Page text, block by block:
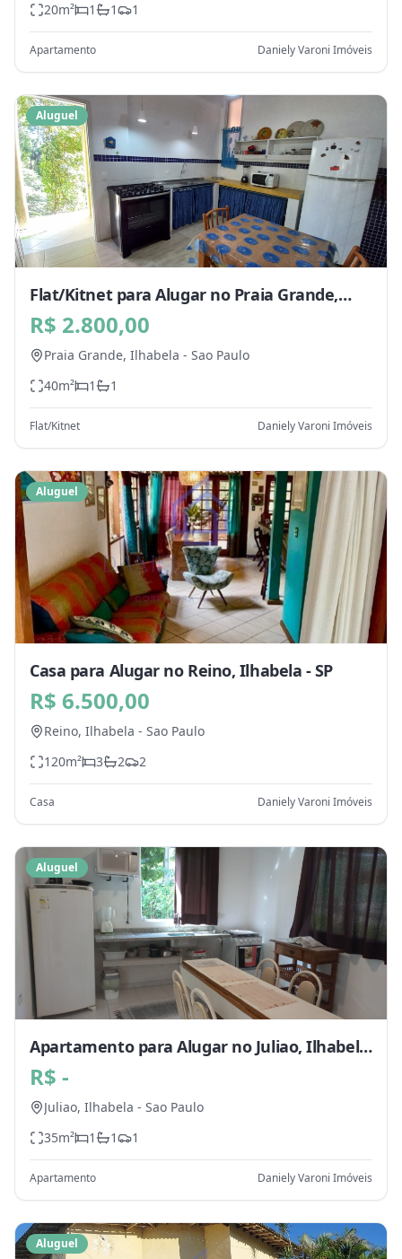
20m² 1 1 1
Apartamento Daniely Varoni Imóveis
Aluguel
Flat/Kitnet para Alugar no Praia Grande,
Ilhabela - SP
R$ 2.800,00
Praia Grande, Ilhabela - Sao Paulo
40m² 1 1
Flat/Kitnet Daniely Varoni Imóveis
Aluguel
Casa para Alugar no Reino, Ilhabela - SP
R$ 6.500,00
Reino, Ilhabela - Sao Paulo
120m² 3 2 2
Casa Daniely Varoni Imóveis
Aluguel
Apartamento para Alugar no Juliao, Ilhabela
- SP
R$ -
Juliao, Ilhabela - Sao Paulo
35m² 1 1 1
Apartamento Daniely Varoni Imóveis
Aluguel